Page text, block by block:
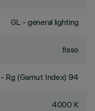
GL - general lighting
fisso
Rg (Gamut Index) 94
4000 K